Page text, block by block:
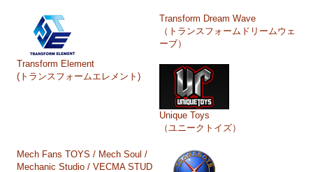
Transform Element
(トランスフォームエレメント)
Transform Dream Wave
（トランスフォームドリームウェ
ーブ）
Unique Toys
（ユニークトイズ）
Mech Fans TOYS / Mech Soul /
Mechanic Studio / VECMA STUD